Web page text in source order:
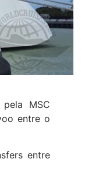
MSC
entre o
entre